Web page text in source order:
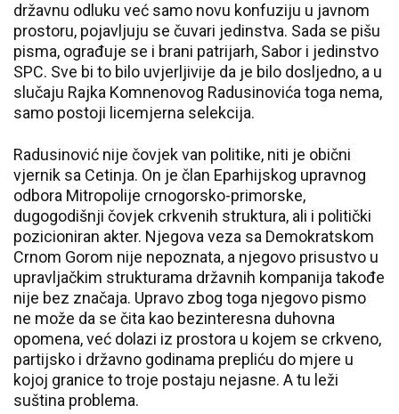
državnu odluku već samo novu konfuziju u javnom
prostoru, pojavljuju se čuvari jedinstva. Sada se pišu
pisma, ograđuje se i brani patrijarh, Sabor i jedinstvo
SPC. Sve bi to bilo uvjerljivije da je bilo dosljedno, a u
slučaju Rajka Komnenovog Radusinovića toga nema,
samo postoji licemjerna selekcija.
Radusinović nije čovjek van politike, niti je obični
vjernik sa Cetinja. On je član Eparhijskog upravnog
odbora Mitropolije crnogorsko-primorske,
dugogodišnji čovjek crkvenih struktura, ali i politički
pozicioniran akter. Njegova veza sa Demokratskom
Crnom Gorom nije nepoznata, a njegovo prisustvo u
upravljačkim strukturama državnih kompanija takođe
nije bez značaja. Upravo zbog toga njegovo pismo
ne može da se čita kao bezinteresna duhovna
opomena, već dolazi iz prostora u kojem se crkveno,
partijsko i državno godinama prepliću do mjere u
kojoj granice to troje postaju nejasne. A tu leži
suština problema.